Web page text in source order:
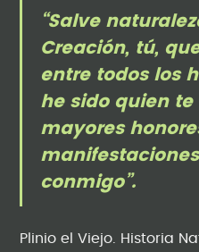
“Salve
Creación, tú,
entre todos los
he sido quien
mayores
conmigo”.
Plinio el Viejo. Historia